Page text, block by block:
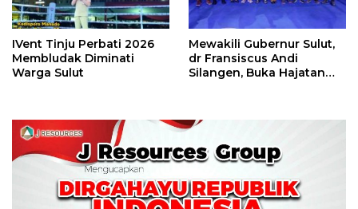
IVent Tinju Perbati 2026
Membludak Diminati
Warga Sulut
Mewakili Gubernur Sulut,
dr Fransiscus Andi
Silangen, Buka Hajatan